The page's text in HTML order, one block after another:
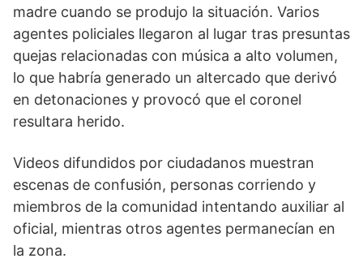
madre cuando se produjo la situación. Varios
agentes policiales llegaron al lugar tras presuntas
quejas relacionadas con música a alto volumen,
lo que habría generado un altercado que derivó
en detonaciones y provocó que el coronel
resultara herido.
Videos difundidos por ciudadanos muestran
escenas de confusión, personas corriendo y
miembros de la comunidad intentando auxiliar al
oficial, mientras otros agentes permanecían en
la zona.